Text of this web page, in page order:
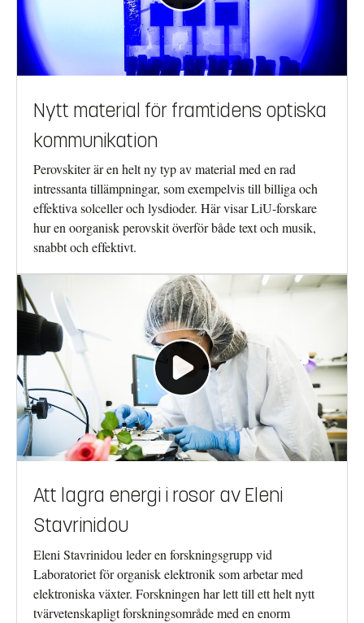
Nytt material för framtidens optiska
kommunikation
Perovskiter är en helt ny typ av material med en rad
intressanta tillämpningar, som exempelvis till billiga och
effektiva solceller och lysdioder. Här visar LiU-forskare
hur en oorganisk perovskit överför både text och musik,
snabbt och effektivt.
Att lagra energi i rosor av Eleni
Stavrinidou
Eleni Stavrinidou leder en forskningsgrupp vid
Laboratoriet för organisk elektronik som arbetar med
elektroniska växter. Forskningen har lett till ett helt nytt
tvärvetenskapligt forskningsområde med en enorm